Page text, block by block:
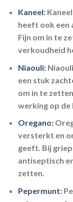
Kaneel:
heeft ook een
Fijn om in te
verkoudheid
Niaouli:Niaouli
een stuk
om in te
werking op de
Oregano:
versterkt en
geeft. Bij
antiseptisch
zetten.
Pepermunt: